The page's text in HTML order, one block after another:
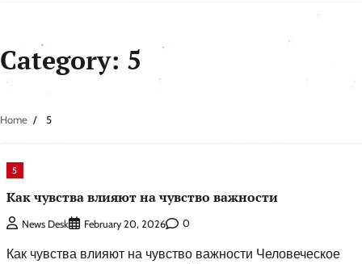
Category: 5
Home 5
5
Как чувства влияют на чувство важности
News Desk February 20, 2026 0
Как чувства влияют на чувство важности Человеческое